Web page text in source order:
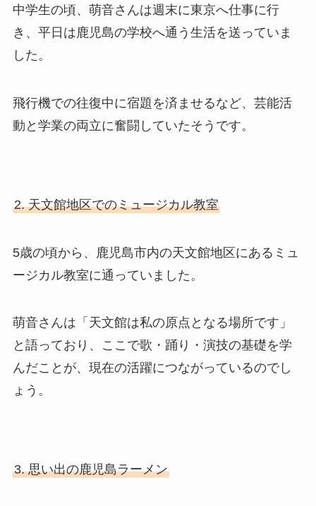
中学生の頃、萌音さんは週末に東京へ仕事に行
き、平日は鹿児島の学校へ通う生活を送っていま
した。
飛行機での往復中に宿題を済ませるなど、芸能活
動と学業の両立に奮闘していたそうです。
2. 天文館地区でのミュージカル教室
5歳の頃から、鹿児島市内の天文館地区にあるミュ
ージカル教室に通っていました。
萌音さんは「天文館は私の原点となる場所です」
と語っており、ここで歌・踊り・演技の基礎を学
んだことが、現在の活躍につながっているのでし
ょう。
3. 思い出の鹿児島ラーメン